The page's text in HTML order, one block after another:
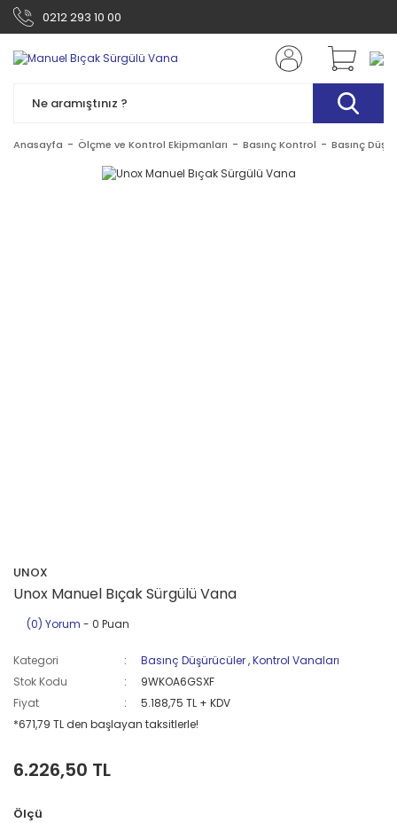
0212 293 10 00
Anasayfa Ölçme ve Kontrol Ekipmanları Basınç Kontrol Basınç
UNOX
Unox Manuel Bıçak Sürgülü Vana
(0) Yorum - 0 Puan
Kategori Basınç Düşürücüler,Kontrol Vanaları
Stok Kodu
9WKOA6GSXF
Fiyat
5.188,75 TL + KDV
*671,79 TL den başlayan taksitlerle!
6.226,50 TL
Ölçü